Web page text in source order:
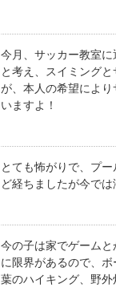
今月、サッカー教室に
と考え、スイミング
が、本人の希望によ
いますよ！
とても怖がりで、プ
ど経ちましたが今で
今の子は家でゲーム
に限界があるので、
葉のハイキング、野外